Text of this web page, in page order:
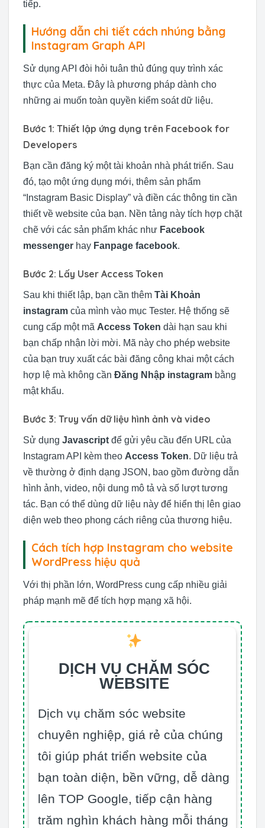
tiếp.
Hướng dẫn chi tiết cách nhúng bằng
Instagram Graph API
Sử dụng API đòi hỏi tuân thủ đúng quy trình xác
thực của Meta. Đây là phương pháp dành cho
những ai muốn toàn quyền kiểm soát dữ liệu.
Bước 1: Thiết lập ứng dụng trên Facebook for
Developers
Bạn cần đăng ký một tài khoản nhà phát triển. Sau
đó, tạo một ứng dụng mới, thêm sản phẩm
“Instagram Basic Display” và điền các thông tin cần
thiết về website của bạn. Nền tảng này tích hợp chặt
chẽ với các sản phẩm khác như Facebook
messenger hay Fanpage facebook.
Bước 2: Lấy User Access Token
Sau khi thiết lập, bạn cần thêm Tài Khoản
instagram của mình vào mục Tester. Hệ thống sẽ
cung cấp một mã Access Token dài hạn sau khi
bạn chấp nhận lời mời. Mã này cho phép website
của bạn truy xuất các bài đăng công khai một cách
hợp lệ mà không cần Đăng Nhập instagram bằng
mật khẩu.
Bước 3: Truy vấn dữ liệu hình ảnh và video
Sử dụng Javascript để gửi yêu cầu đến URL của
Instagram API kèm theo Access Token. Dữ liệu trả
về thường ở định dạng JSON, bao gồm đường dẫn
hình ảnh, video, nội dung mô tả và số lượt tương
tác. Bạn có thể dùng dữ liệu này để hiển thị lên giao
diện web theo phong cách riêng của thương hiệu.
Cách tích hợp Instagram cho website
WordPress hiệu quả
Với thị phần lớn, WordPress cung cấp nhiều giải
pháp mạnh mẽ để tích hợp mạng xã hội.
DỊCH VỤ CHĂM SÓC
WEBSITE
Dịch vụ chăm sóc website
chuyên nghiệp, giá rẻ của chúng
tôi giúp phát triển website của
bạn toàn diện, bền vững, dễ dàng
lên TOP Google, tiếp cận hàng
trăm nghìn khách hàng mỗi tháng